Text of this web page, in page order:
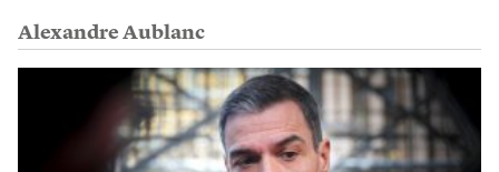
Alexandre Aublanc